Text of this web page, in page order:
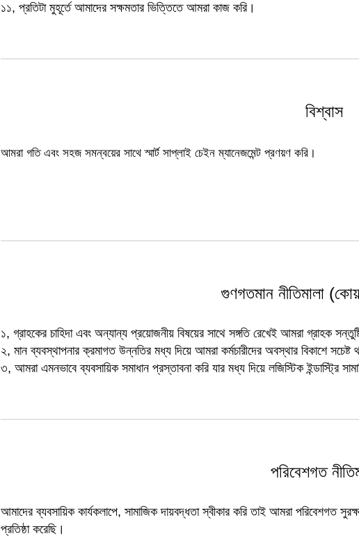
১১, প্রতিটা মুহূর্তে আমাদের সক্ষমতার ভিত্তিতে আমরা কাজ করি।
বিশ্বাস
আমরা গতি এবং সহজ সমন্বয়ের সাথে স্মার্ট সাপ্লাই চেইন ম্যানেজমেন্ট প্রণয়ণ করি।
গুণগতমান নীতিমালা
১, গ্রাহকের চাহিদা এবং অন্যান্য প্রয়োজনীয় বিষয়ের সাথে সঙ্গতি রেখেই আমরা গ্রাহক
২, মান ব্যবস্থাপনার ক্রমাগত উন্নতির মধ্য দিয়ে আমরা কর্মচারীদের অবস্থার বিকাশে সচেষ্ট
৩, আমরা এমনভাবে ব্যবসায়িক সমাধান প্রস্তাবনা করি যার মধ্য দিয়ে লজিস্টিক ইন্ডাস্ট্রি
পরিবেশগত
আমাদের ব্যবসায়িক কার্যকলাপে, সামাজিক দায়বদ্ধতা স্বীকার করি তাই আমরা পরিবেশগত
প্রতিষ্ঠা করেছি।